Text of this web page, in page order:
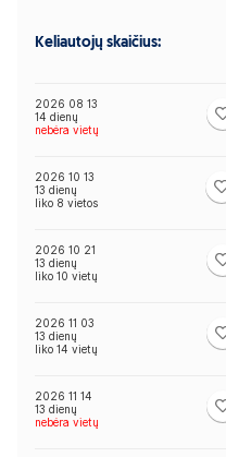
Keliautojų skaičius:
2026 08 13
14 dienų
nebėra vietų
2026 10 13
13 dienų
liko 8 vietos
2026 10 21
13 dienų
liko 10 vietų
2026 11 03
13 dienų
liko 14 vietų
2026 11 14
13 dienų
nebėra vietų